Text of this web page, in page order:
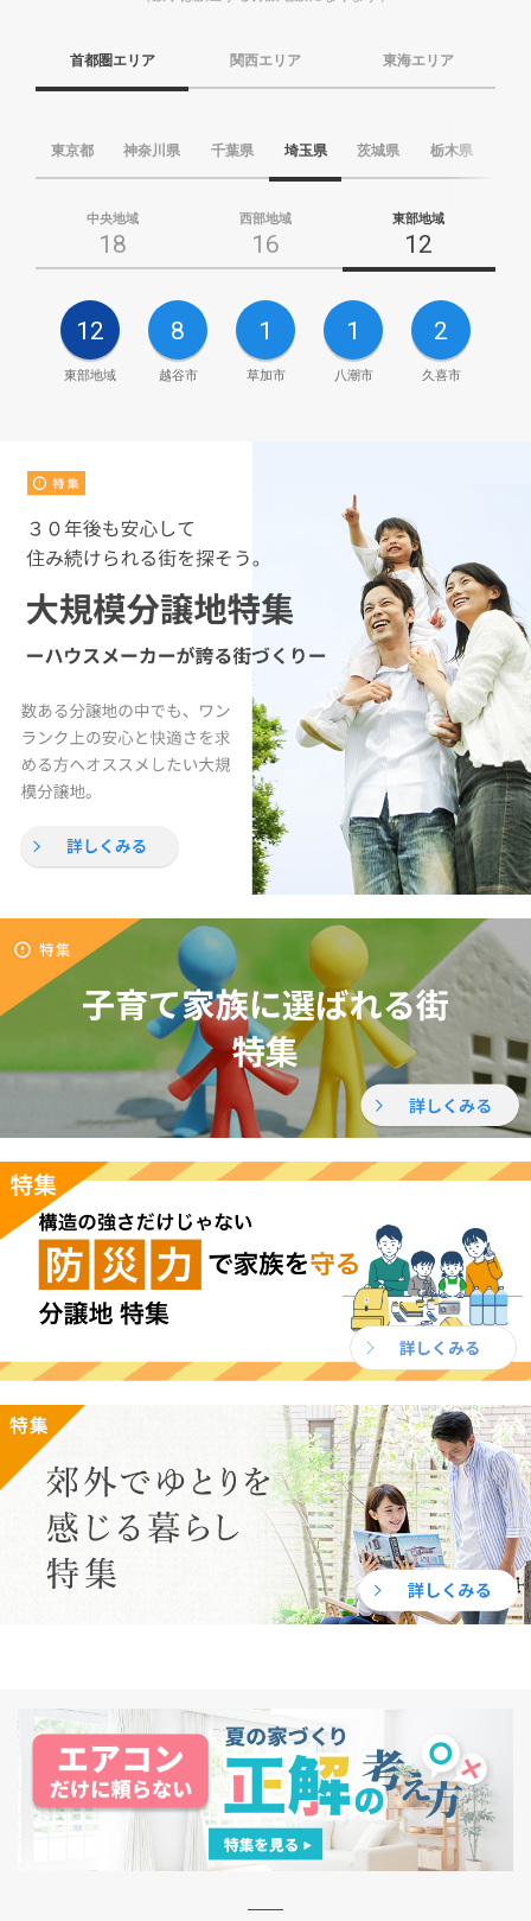
首都圏エリア 関西エリア 東海エリア
東京都 神奈川県 千葉県 埼玉県 茨城県 栃木県
中央地域
18
西部地域
16
東部地域
12
12
東部地域
8
越谷市
1
草加市
1
八潮市
2
久喜市